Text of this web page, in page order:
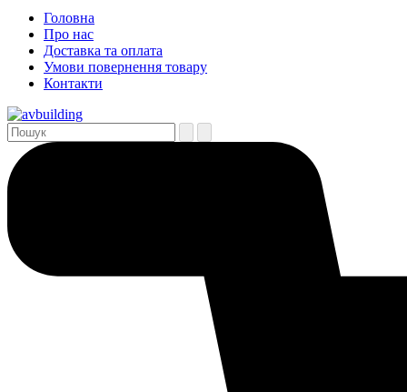
Головна
Про нас
Доставка та оплата
Умови повернення товару
Контакти